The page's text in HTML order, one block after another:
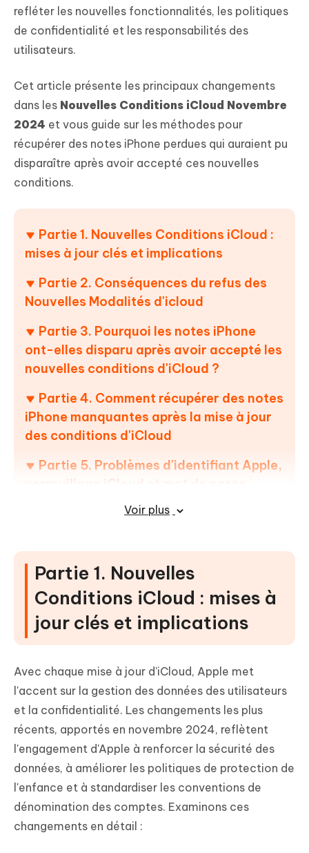
refléter les nouvelles fonctionnalités, les politiques
de confidentialité et les responsabilités des
utilisateurs.
Cet article présente les principaux changements
dans les Nouvelles Conditions iCloud Novembre
2024 et vous guide sur les méthodes pour
récupérer des notes iPhone perdues qui auraient pu
disparaître après avoir accepté ces nouvelles
conditions.
Partie 1. Nouvelles Conditions iCloud :
mises à jour clés et implications
Partie 2. Conséquences du refus des
Nouvelles Modalités d'icloud
Partie 3. Pourquoi les notes iPhone
ont-elles disparu après avoir accepté les
nouvelles conditions d'iCloud ?
Partie 4. Comment récupérer des notes
iPhone manquantes après la mise à jour
des conditions d'iCloud
Partie 5. Problèmes d'identifiant Apple,
verrouillage iCloud et mot de passe
oublié : solutions faciles !
conditions iCloud
Voir plus
Partie 1. Nouvelles
Conditions iCloud : mises à
jour clés et implications
Avec chaque mise à jour d'iCloud, Apple met
l'accent sur la gestion des données des utilisateurs
et la confidentialité. Les changements les plus
récents, apportés en novembre 2024, reflètent
l'engagement d'Apple à renforcer la sécurité des
données, à améliorer les politiques de protection de
l'enfance et à standardiser les conventions de
dénomination des comptes. Examinons ces
changements en détail :